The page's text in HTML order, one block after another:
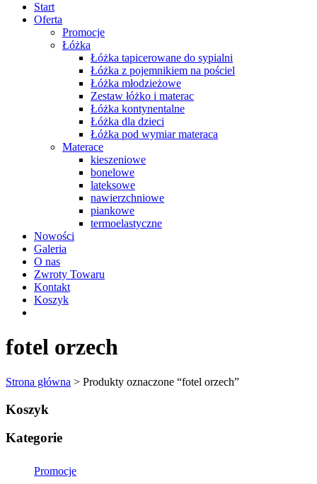
Start
Oferta
Promocje
Łóżka
Łóżka tapicerowane do sypialni
Łóżka z pojemnikiem na pościel
Łóżka młodzieżowe
Zestaw łóżko i materac
Łóżka kontynentalne
Łóżka dla dzieci
Łóżka pod wymiar materaca
Materace
kieszeniowe
bonelowe
lateksowe
nawierzchniowe
piankowe
termoelastyczne
Nowości
Galeria
O nas
Zwroty Towaru
Kontakt
Koszyk
fotel orzech
Strona główna > Produkty oznaczone “fotel orzech”
Koszyk
Kategorie
Promocje